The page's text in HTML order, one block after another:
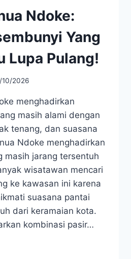
Ndoke:
Yang
Lupa Pulang!
2026
menghadirkan
masih alami dengan
tenang, dan suasana
Ndoke menghadirkan
masih jarang tersentuh
wisatawan mencari
ke kawasan ini karena
suasana pantai
dari keramaian kota.
kombinasi pasir…